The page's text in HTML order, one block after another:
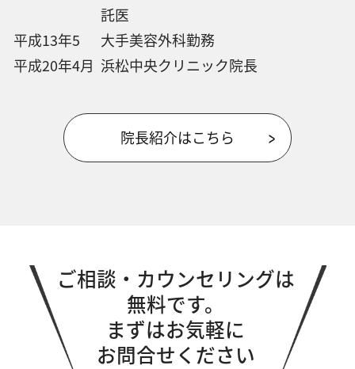
託医
平成13年5
大手美容外科勤務
平成20年4月 浜松中央クリニック院長
院長紹介はこちら
ご相談・カウンセリングは
無料です。
まずはお気軽に
お問合せください